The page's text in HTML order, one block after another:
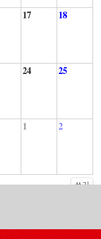
17 18
24 25
1 2
쓰기